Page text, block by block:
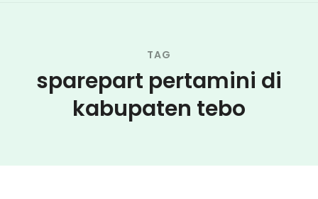
TAG
sparepart pertamini di
kabupaten tebo